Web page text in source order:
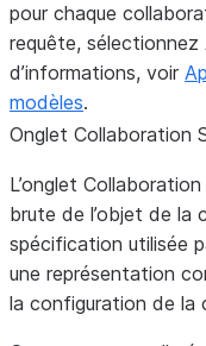
pour chaque
requête, sélectionnez
d’informations, voir
modèles.
Onglet Collaboration
L’onglet Collaboration
brute de l’objet de la
spécification utilisée
une représentation
la configuration de la